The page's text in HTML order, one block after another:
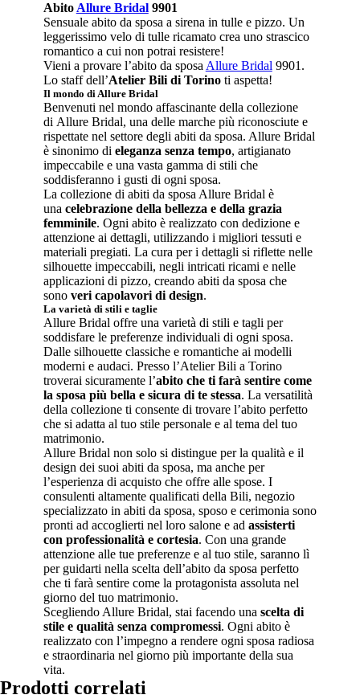
Abito Allure Bridal9901
Sensuale abito da sposa a sirena in tulle e pizzo. Un
leggerissimo velo di tulle ricamato crea uno strascico
romantico a cui non potrai resistere!
Vieni a provare l’abito da sposa Allure Bridal 9901.
Lo staff dell’Atelier Bili di Torinoti aspetta!
Il mondo di Allure Bridal
Benvenuti nel mondo affascinante della collezione
di Allure Bridal, una delle marche più riconosciute e
rispettate nel settore degli abiti da sposa. Allure Bridal
è sinonimo di eleganza senza tempo, artigianato
impeccabile e una vasta gamma di stili che
soddisferanno i gusti di ogni sposa.
La collezione di abiti da sposa Allure Bridal è
una celebrazione della bellezza e della grazia
femminile. Ogni abito è realizzato con dedizione e
attenzione ai dettagli, utilizzando i migliori tessuti e
materiali pregiati. La cura per i dettagli si riflette nelle
silhouette impeccabili, negli intricati ricami e nelle
applicazioni di pizzo, creando abiti da sposa che
sono veri capolavori di design.
La varietà di stili e taglie
Allure Bridal offre una varietà di stili e tagli per
soddisfare le preferenze individuali di ogni sposa.
Dalle silhouette classiche e romantiche ai modelli
moderni e audaci. Presso l’Atelier Bili a Torino
troverai sicuramente l’abito che ti farà sentire come
la sposa più bella e sicura di te stessa. La versatilità
della collezione ti consente di trovare l’abito perfetto
che si adatta al tuo stile personale e al tema del tuo
matrimonio.
Allure Bridal non solo si distingue per la qualità e il
design dei suoi abiti da sposa, ma anche per
l’esperienza di acquisto che offre alle spose. I
consulenti altamente qualificati della Bili, negozio
specializzato in abiti da sposa, sposo e cerimonia sono
pronti ad accoglierti nel loro salone e ad assisterti
con professionalità e cortesia. Con una grande
attenzione alle tue preferenze e al tuo stile, saranno lì
per guidarti nella scelta dell’abito da sposa perfetto
che ti farà sentire come la protagonista assoluta nel
giorno del tuo matrimonio.
Scegliendo Allure Bridal, stai facendo una scelta di
stile e qualità senza compromessi. Ogni abito è
realizzato con l’impegno a rendere ogni sposa radiosa
e straordinaria nel giorno più importante della sua
vita.
Prodotti correlati